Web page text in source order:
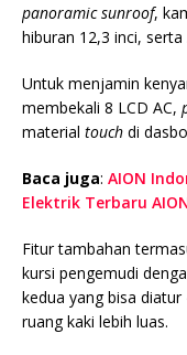
panoramic sunroof,
hiburan 12,3 inci, serta
Untuk menjamin
membekali 8 LCD AC,
material touch di
Baca juga: AION
Elektrik Terbaru
Fitur tambahan
kursi pengemudi
kedua yang bisa diatur
ruang kaki lebih luas.